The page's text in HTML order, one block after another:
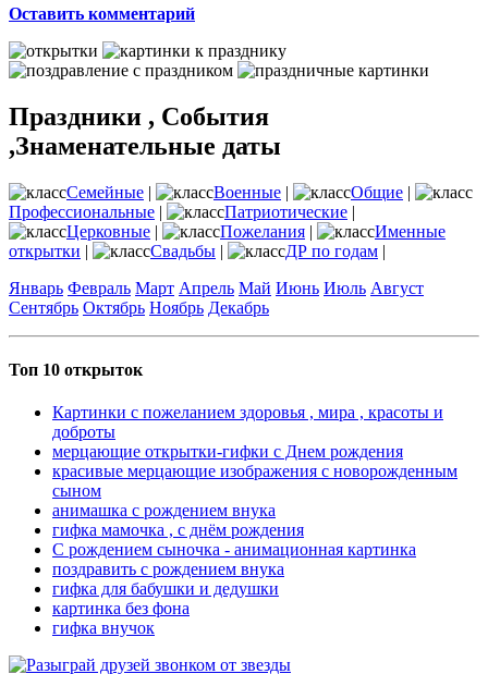
Оставить комментарий
Праздники , События
,Знаменательные даты
Семейные | Военные | Общие |
Профессиональные | Патриотические |
Церковные | Пожелания |
Именные
открытки | Свадьбы | ДР по годам |
Январь Февраль Март Апрель Май Июнь Июль Август
Сентябрь Октябрь Ноябрь Декабрь
Топ 10 открыток
Картинки с пожеланием здоровья , мира , красоты и
доброты
мерцающие открытки-гифки с Днем рождения
красивые мерцающие изображения с новорожденным
сыном
анимашка с рождением внука
гифка мамочка , с днём рождения
С рождением сыночка - анимационная картинка
поздравить с рождением внука
гифка для бабушки и дедушки
картинка без фона
гифка внучок